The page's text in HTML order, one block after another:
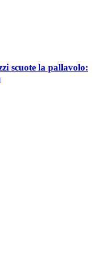
scuote la pallavolo: